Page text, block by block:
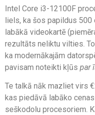
Intel Core i3-12100F
liels, ka šos papildus
labākā videokartē
rezultāts neliktu vilties.
ka modernākajām
pavisam noteikti kļūs par
Te talkā nāk mazliet virs
kas piedāvā labāko
seškodolu procesoriem.